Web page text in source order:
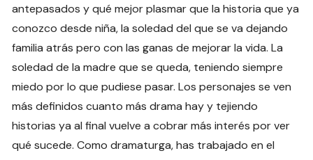
antepasados y qué mejor plasmar que la historia que ya
conozco desde niña, la soledad del que se va dejando
familia atrás pero con las ganas de mejorar la vida. La
soledad de la madre que se queda, teniendo siempre
miedo por lo que pudiese pasar. Los personajes se ven
más definidos cuanto más drama hay y tejiendo
historias ya al final vuelve a cobrar más interés por ver
qué sucede. Como dramaturga, has trabajado en el